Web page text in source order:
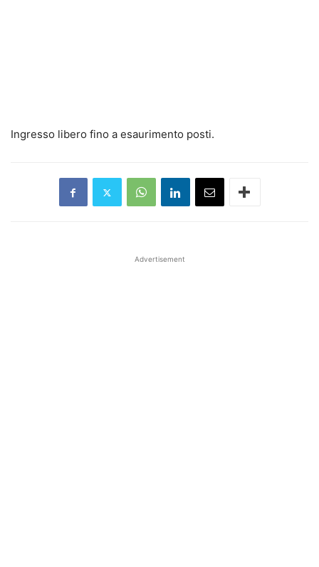
Ingresso libero fino a esaurimento posti.
Advertisement